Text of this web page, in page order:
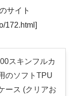
サイト
172.html]
スキンフルカ
のソフトTPU
ース (クリアお